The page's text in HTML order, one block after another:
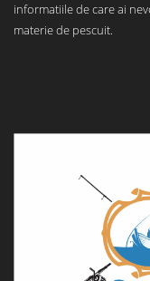
informatiile de care ai
materie de pescuit.